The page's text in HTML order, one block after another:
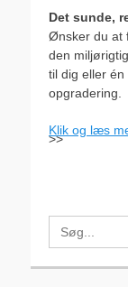
Det sunde,
Ønsker du at
den
til dig eller
opgradering.
Klik og læs
>>
Search
for: